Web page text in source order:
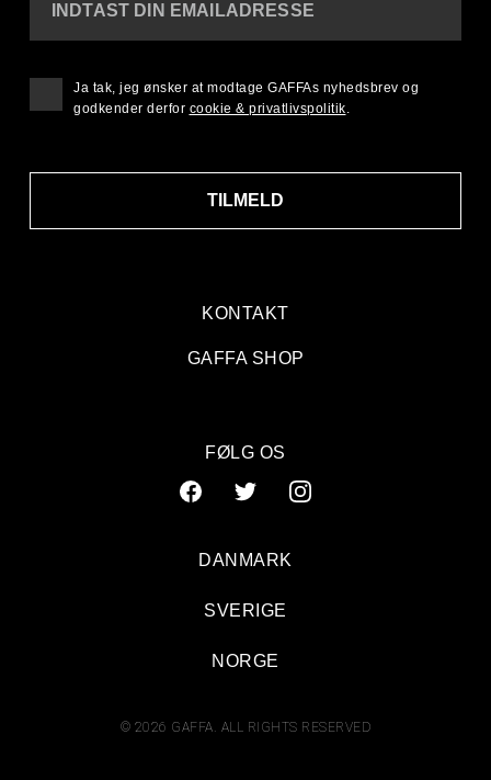
KONTAKT
GAFFA SHOP
INDTAST DIN EMAILADRESSE
TILMELD
Ja tak, jeg ønsker at modtage GAFFAs nyhedsbrev og
godkender derfor cookie & privatlivspolitik.
FØLG OS
© 2026 GAFFA. ALL RIGHTS RESERVED
DANMARK
SVERIGE
NORGE